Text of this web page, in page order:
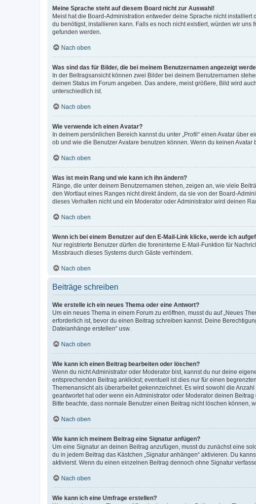
Meine Sprache steht auf diesem Board nicht zur Auswahl!
Meist hat die Board-Administration entweder deine Sprache nicht
du benötigst, installieren kann. Falls es noch nicht existiert, würden wir
gefunden werden.
Nach oben
Was sind das für Bilder, die bei meinem Benutzernamen angezeigt
In der Beitragsansicht können zwei Bilder bei deinem Benutzernamen
deinen Status im Forum angeben. Das andere, meist größere, Bild wird
unterschiedlich ist.
Nach oben
Wie verwende ich einen Avatar?
In deinem persönlichen Bereich kannst du unter „Profil“ einen Avatar über
ob und wie die Benutzer Avatare benutzen können. Wenn du keinen
Nach oben
Was ist mein Rang und wie kann ich ihn ändern?
Ränge, die unter deinem Benutzernamen stehen, zeigen an, wie viele
den Wortlaut eines Ranges nicht direkt ändern, da sie von der Board-
dieses Verhalten nicht und ein Moderator oder Administrator wird deinen
Nach oben
Wenn ich bei einem Benutzer auf den E-Mail-Link klicke, werde ich
Nur registrierte Benutzer dürfen die foreninterne E-Mail-Funktion für
Missbrauch dieses Systems durch Gäste verhindern.
Nach oben
Beiträge schreiben
Wie erstelle ich ein neues Thema oder eine Antwort?
Um ein neues Thema in einem Forum zu eröffnen, musst du auf „Neues
erforderlich ist, bevor du einen Beitrag schreiben kannst. Deine
Dateianhänge erstellen“ usw.
Nach oben
Wie kann ich einen Beitrag bearbeiten oder löschen?
Wenn du nicht Administrator oder Moderator bist, kannst du nur deine
entsprechenden Beitrag anklickst; eventuell ist dies nur für einen
Themenansicht als überarbeitet gekennzeichnet. Es wird sowohl die
geantwortet hat oder wenn ein Administrator oder Moderator deinen
Bitte beachte, dass normale Benutzer einen Beitrag nicht löschen können,
Nach oben
Wie kann ich meinem Beitrag eine Signatur anfügen?
Um eine Signatur an deinen Beitrag anzufügen, musst du zunächst eine
du in jedem Beitrag das Kästchen „Signatur anhängen“ aktivieren. Du
aktivierst. Wenn du einen einzelnen Beitrag dennoch ohne Signatur
Nach oben
Wie kann ich eine Umfrage erstellen?